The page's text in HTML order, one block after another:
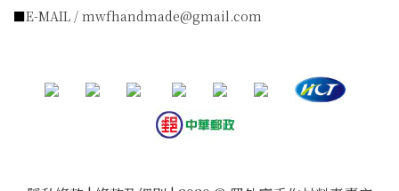
■E-MAIL / mwfhandmade@gmail.com